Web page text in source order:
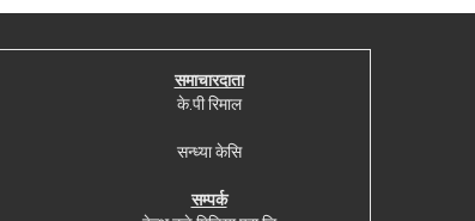
समाचारदाता
के.पी रिमाल
सन्ध्या केसि
सम्पर्क